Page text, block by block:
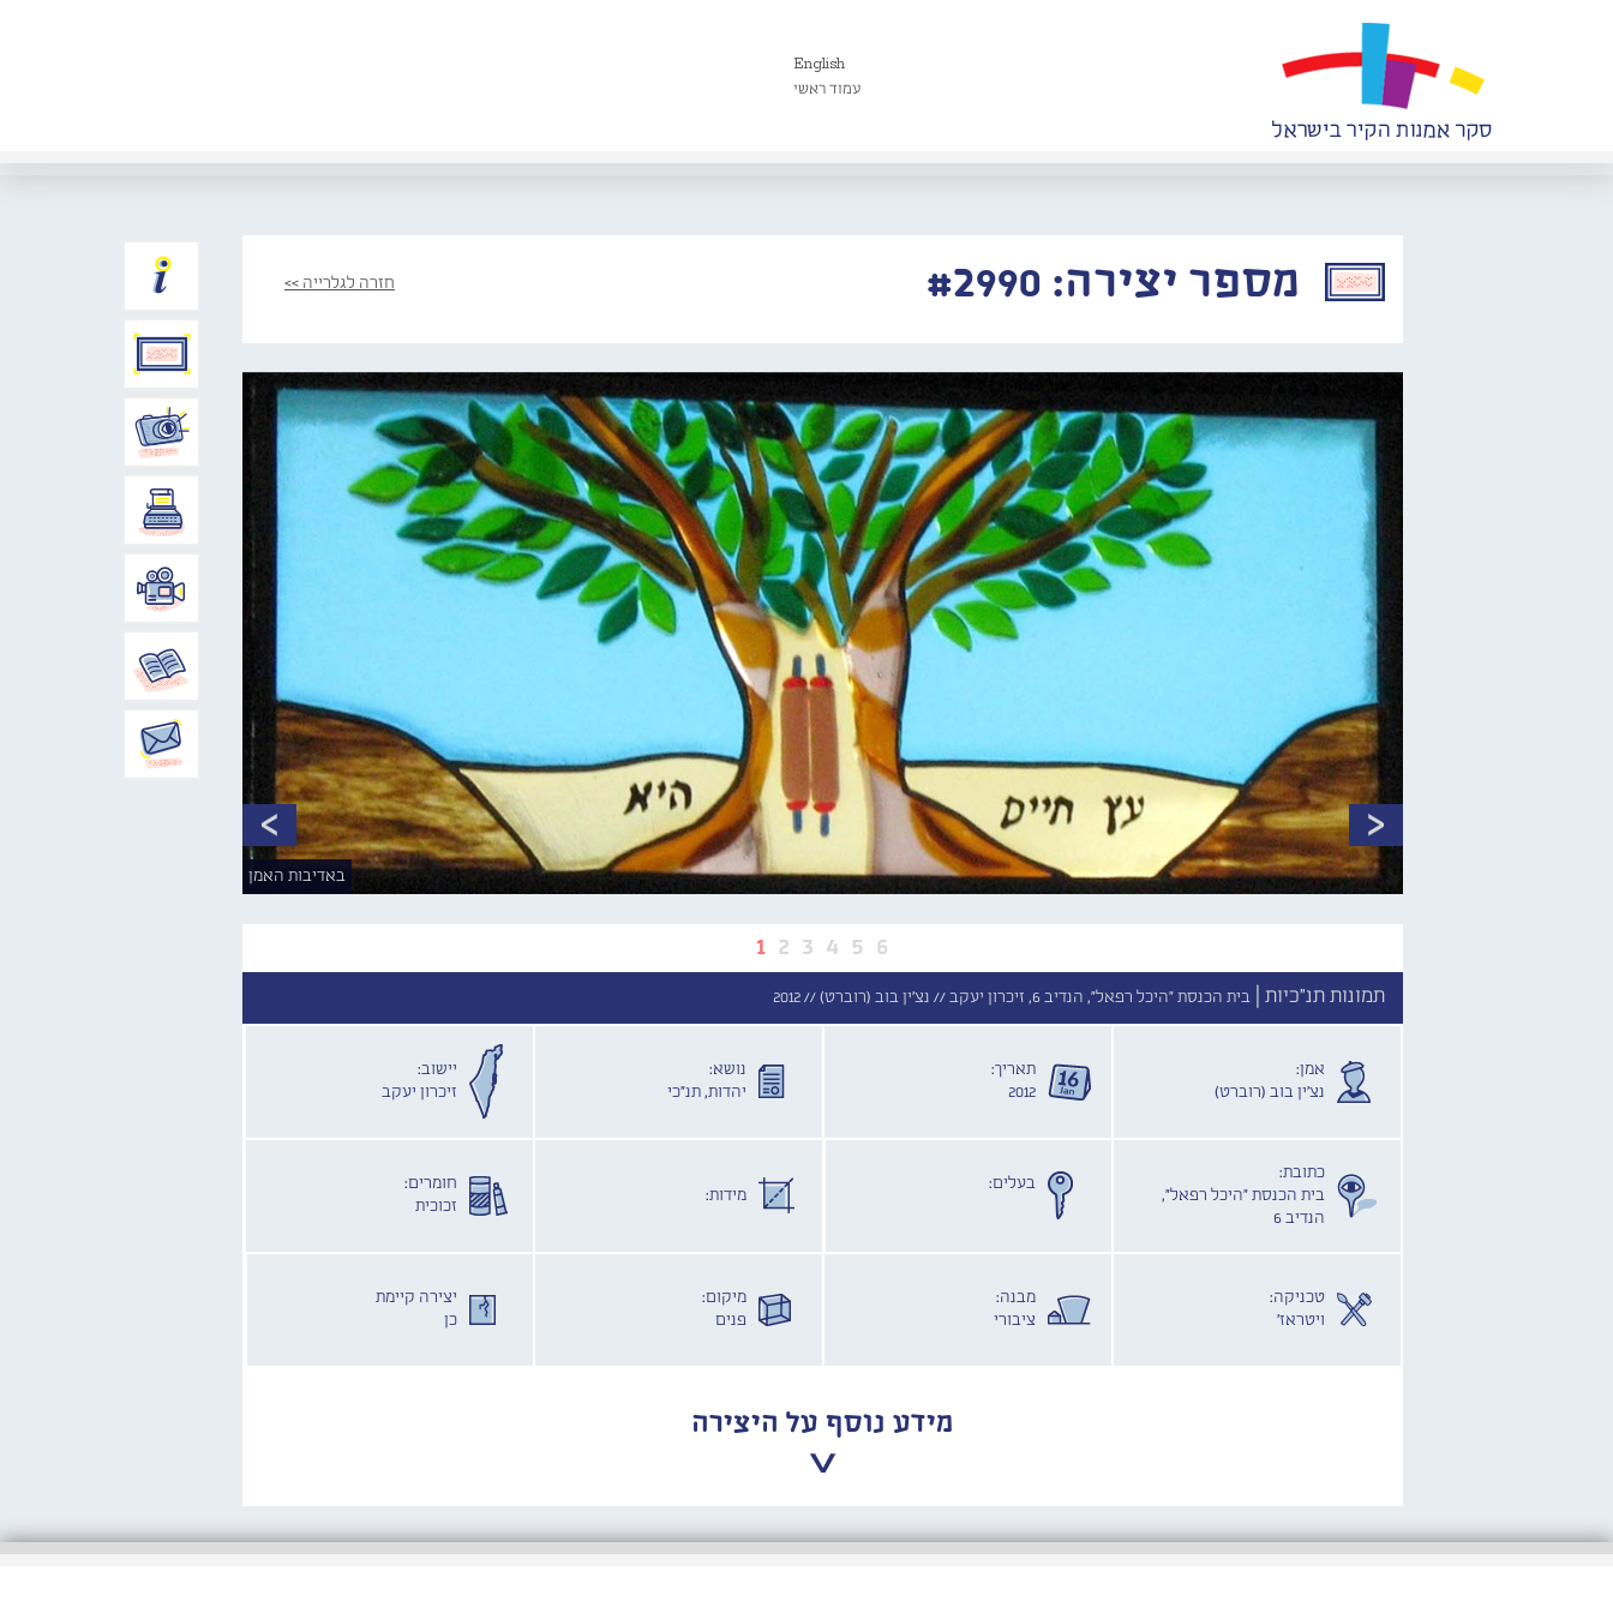
English
עמוד ראשי
מספר יצירה: #2990 חזרה לגלרייה >>
1 2 3 4 5 6
באדיבות האמן
תמונות תנ"כיות | בית הכנסת "היכל רפאל", הנדיב 6, זיכרון יעקב // נצ'ין בוב (רוברט) //2012
אמן:
נצ'ין בוב (רוברט)
תאריך:
2012
נושא:
יהדות, תנ"כי
יישוב:
זיכרון יעקב
כתובת:
בית הכנסת "היכל רפאל",
הנדיב 6
בעלים:
מידות:
חומרים:
זכוכית
טכניקה:
ויטראז'
מבנה:
ציבורי
מיקום:
פנים
יצירה קיימת
כן
מידע נוסף על היצירה